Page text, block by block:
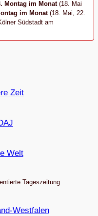
Montag im Monat(18. Mai
im Monat(18. Mai, 22.
Südstadt am
Tageszeitung
Westfalen